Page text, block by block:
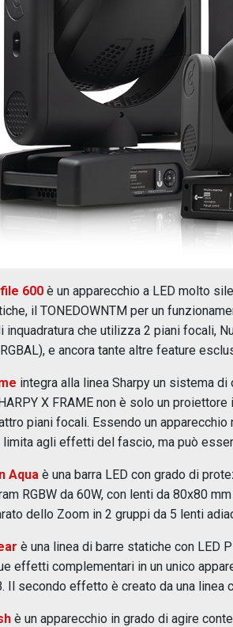
600 è un apparecchio a LED molto
il TONEDOWNTM per un
inquadratura che utilizza 2 piani focali,
e ancora tante altre feature
integra alla linea Sharpy un sistema
X FRAME non è solo un
piani focali. Essendo un
limita agli effetti del fascio, ma può
Aqua è una barra LED con grado di
RGBW da 60W, con lenti da 80x80
dello Zoom in 2 gruppi da 5 lenti
è una linea di barre statiche con LED
effetti complementari in un unico
Il secondo effetto è creato da una linea
è un apparecchio in grado di agire